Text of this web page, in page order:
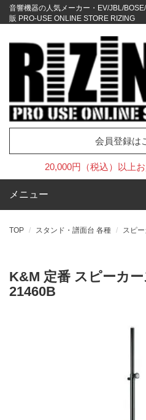
音響機器の人気メーカー・EV/JBL/
販 PRO-USE ONLINE STORE RIZING
会員登録は
20,000円（税込）以上
メニュー
TOP スタンド・譜面台 各種 スピ
K&M 定番 スピーカ
21460B